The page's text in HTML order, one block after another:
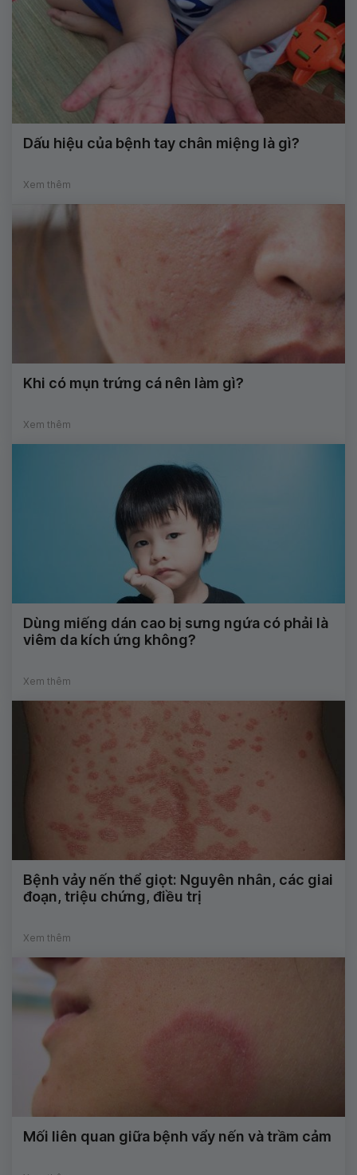
Dấu hiệu của bệnh tay chân miệng là gì?
Xem thêm
Khi có mụn trứng cá nên làm gì?
Xem thêm
Dùng miếng dán cao bị sưng ngứa có phải là
viêm da kích ứng không?
Xem thêm
Bệnh vảy nến thể giọt: Nguyên nhân, các giai
đoạn, triệu chứng, điều trị
Xem thêm
Mối liên quan giữa bệnh vẩy nến và trầm cảm